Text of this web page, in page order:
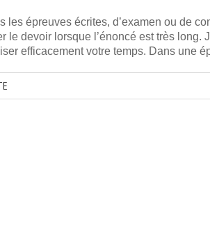
les épreuves écrites, d’examen ou de
le devoir lorsque l’énoncé est très
efficacement votre temps. Dans une